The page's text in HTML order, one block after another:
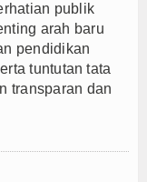
publik
arah baru
pendidikan
tuntutan tata
transparan dan